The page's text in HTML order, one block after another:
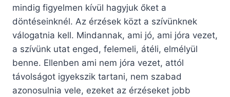
mindig figyelmen kívül hagyjuk őket a
döntéseinknél. Az érzések közt a szívünknek
válogatnia kell. Mindannak, ami jó, ami jóra vezet,
a szívünk utat enged, felemeli, átéli, elmélyül
benne. Ellenben ami nem jóra vezet, attól
távolságot igyekszik tartani, nem szabad
azonosulnia vele, ezeket az érzéseket jobb